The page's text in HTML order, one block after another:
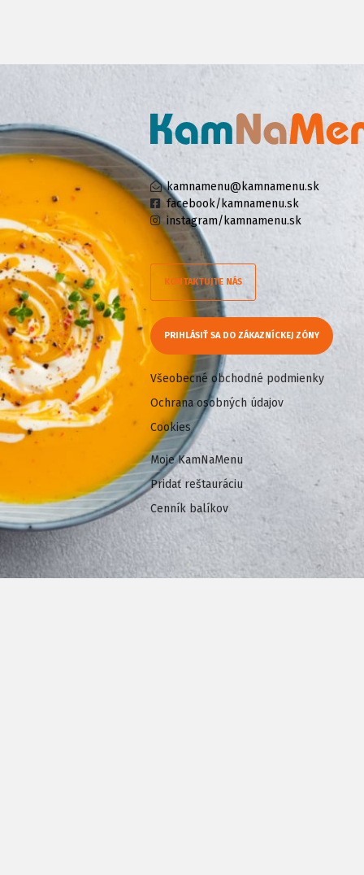
kamnamenu@kamnamenu.sk
facebook/kamnamenu.sk
instagram/kamnamenu.sk
KONTAKTUJTE NÁS
PRIHLÁSIŤ SA DO ZÁKAZNÍCKEJ ZÓNY
Všeobecné obchodné podmienky
Ochrana osobných údajov
Cookies
Moje KamNaMenu
Pridať reštauráciu
Cenník balíkov